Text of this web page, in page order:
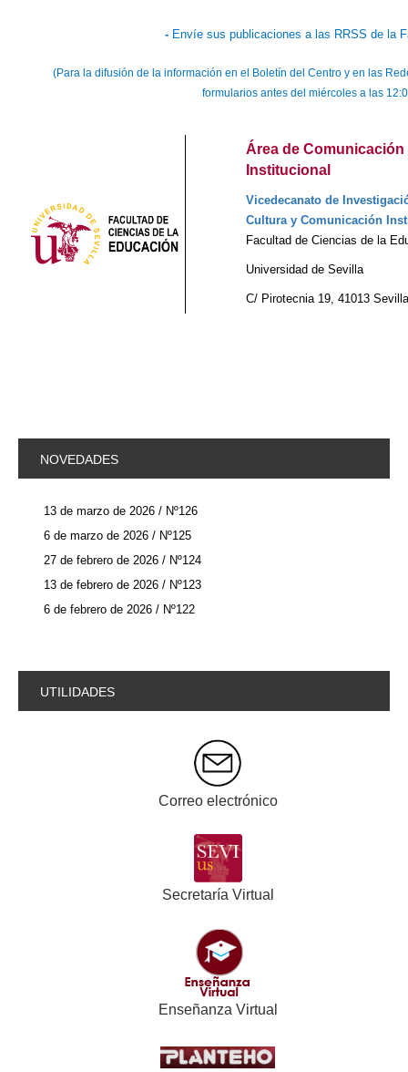
- Envíe sus publicaciones a las RRSS de la
(Para la difusión de la información en el Boletín del Centro y en las
formularios antes del miércoles a las
Área de
Institucional
Vicedecanato de
Cultura y Comunicación
Facultad de Ciencias de la
Universidad de Sevilla
C/ Pirotecnia 19, 41013 Sevilla
NOVEDADES
13 de marzo de 2026 / Nº126
6 de marzo de 2026 / Nº125
27 de febrero de 2026 / Nº124
13 de febrero de 2026 / Nº123
6 de febrero de 2026 / Nº122
UTILIDADES
Correo electrónico
Secretaría Virtual
Enseñanza Virtual